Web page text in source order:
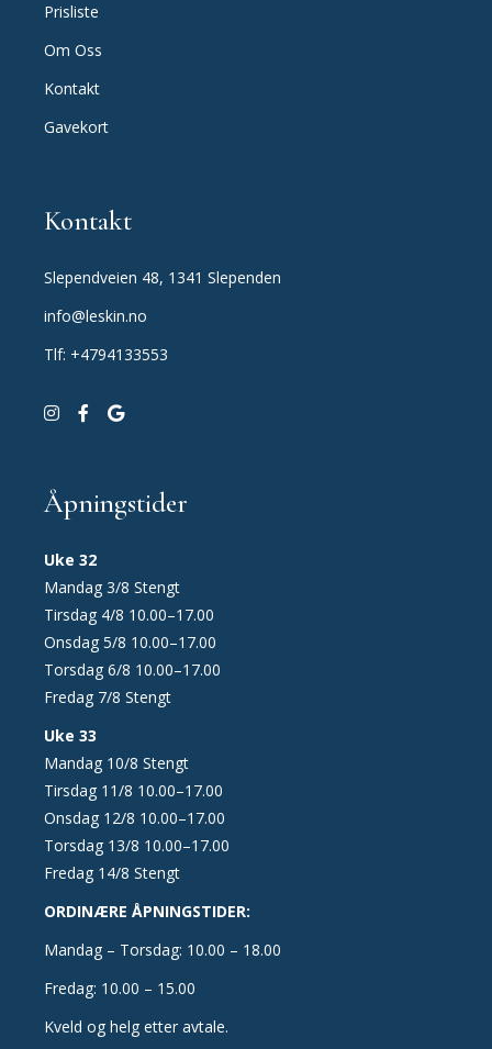
Prisliste
Om Oss
Kontakt
Gavekort
Kontakt
Slependveien 48, 1341 Slependen
info@leskin.no
Tlf: +4794133553
Åpningstider
Uke 32
Mandag 3/8 Stengt
Tirsdag 4/8 10.00–17.00
Onsdag 5/8 10.00–17.00
Torsdag 6/8 10.00–17.00
Fredag 7/8 Stengt
Uke 33
Mandag 10/8 Stengt
Tirsdag 11/8 10.00–17.00
Onsdag 12/8 10.00–17.00
Torsdag 13/8 10.00–17.00
Fredag 14/8 Stengt
ORDINÆRE ÅPNINGSTIDER:
Mandag – Torsdag: 10.00 – 18.00
Fredag: 10.00 – 15.00
Kveld og helg etter avtale.